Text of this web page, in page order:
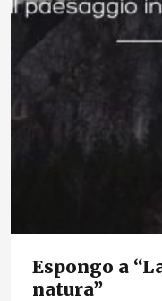
Espongo a
natura”